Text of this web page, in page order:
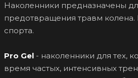
Наколенники предназначены
предотвращения травм
спорта.
Pro Gel - наколенники для тех,
время частых, интенсивных